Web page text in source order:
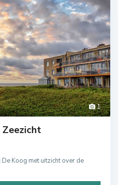
1
Koog met uitzicht over de